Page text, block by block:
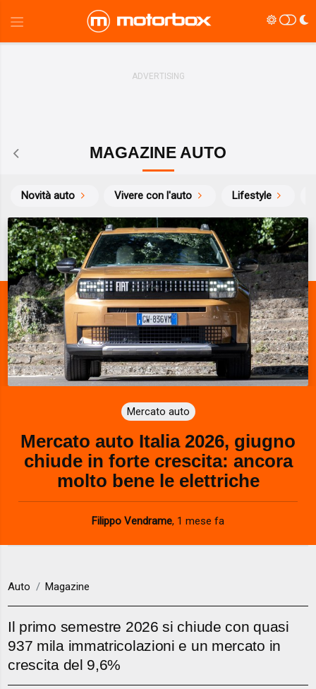
MAGAZINE AUTO
Novità auto Vivere con l'auto Lifestyle
Mercato auto
Mercato auto Italia 2026, giugno
chiude in forte crescita: ancora
molto bene le elettriche
Filippo Vendrame, 1 mese fa
Auto Magazine
Il primo semestre 2026 si chiude con quasi
937 mila immatricolazioni e un mercato in
crescita del 9,6%